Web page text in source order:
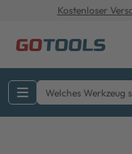
Kostenloser